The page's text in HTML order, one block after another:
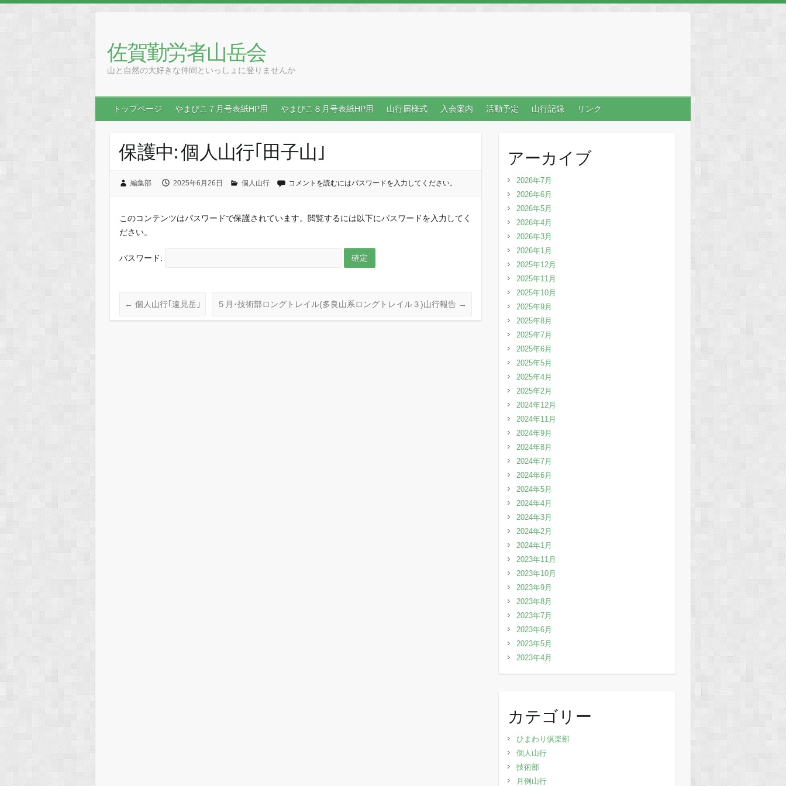
content
佐賀勤労者山岳会
山と自然の大好きな仲間といっしょに登りませんか
トップページ やまびこ７月号表紙HP用 やまびこ８月号表紙HP用 山行届様式 入会案内 活動予定 山行記録 リンク
保護中: 個人山行｢田子山｣
編集部 2025年6月26日 個人山行 コメントを読むにはパスワードを入力してください。
このコンテンツはパスワードで保護されています。閲覧するには以下にパスワードを入力してく
ださい。
パスワード:
← 個人山行｢遠見岳｣ ５月･技術部ロングトレイル(多良山系ロングトレイル３)山行報告 →
アーカイブ
2026年7月
2026年6月
2026年5月
2026年4月
2026年3月
2026年1月
2025年12月
2025年11月
2025年10月
2025年9月
2025年8月
2025年7月
2025年6月
2025年5月
2025年4月
2025年2月
2024年12月
2024年11月
2024年9月
2024年8月
2024年7月
2024年6月
2024年5月
2024年4月
2024年3月
2024年2月
2024年1月
2023年11月
2023年10月
2023年9月
2023年8月
2023年7月
2023年6月
2023年5月
2023年4月
カテゴリー
ひまわり倶楽部
個人山行
技術部
月例山行